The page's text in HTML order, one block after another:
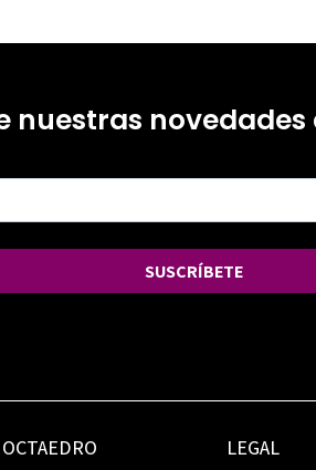
nuestras
SUSCRÍBETE
LEGAL